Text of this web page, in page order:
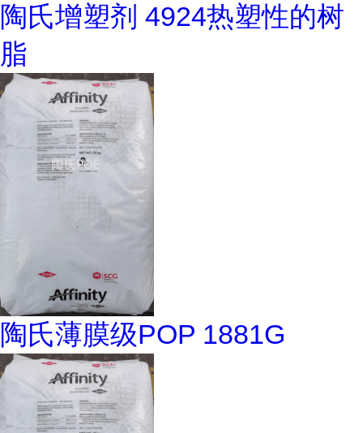
陶氏增塑剂 4924热塑性的树
脂
陶氏薄膜级POP 1881G